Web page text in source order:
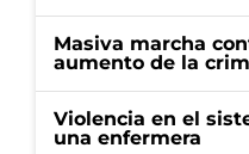
Masiva marcha
aumento de la
Violencia en el
una enfermera